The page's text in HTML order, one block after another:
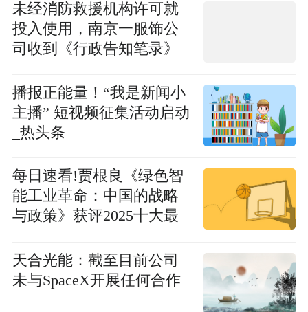
未经消防救援机构许可就
投入使用，南京一服饰公
司收到《行政告知笔录》
播报正能量！“我是新闻小
主播” 短视频征集活动启动
_热头条
每日速看!贾根良《绿色智
能工业革命：中国的战略
与政策》获评2025十大最
天合光能：截至目前公司
未与SpaceX开展任何合作